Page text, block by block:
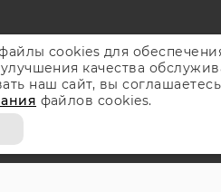
сайта
cookies для
качества
наш сайт, вы
файлов cookies.